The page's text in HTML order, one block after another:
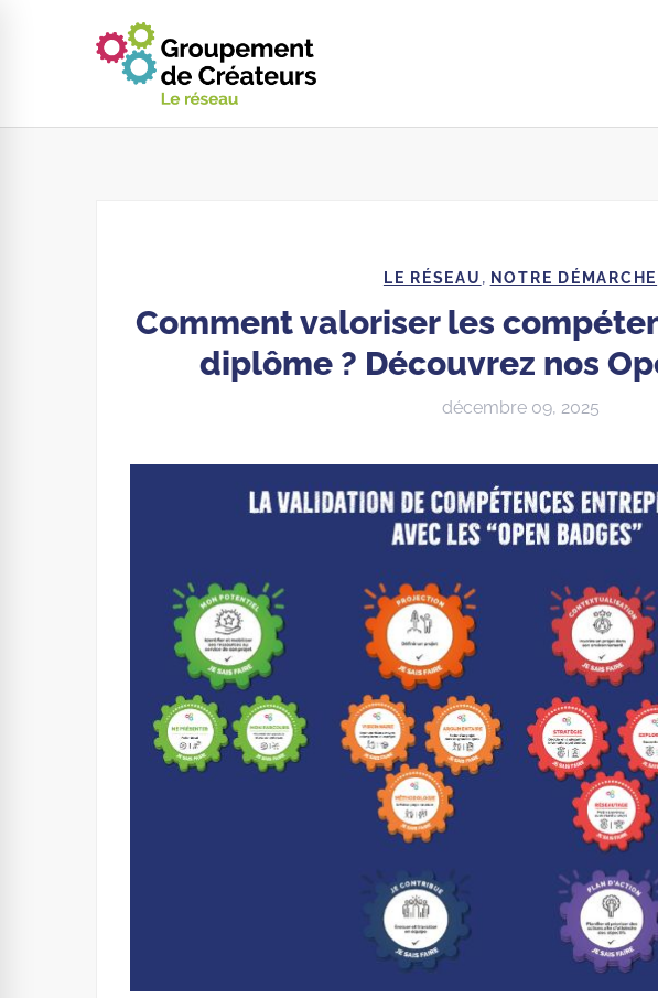
LE RÉSEAU , NOTRE DÉMARCHE
Comment valoriser les
diplôme ? Découvrez nos
décembre 09, 2025